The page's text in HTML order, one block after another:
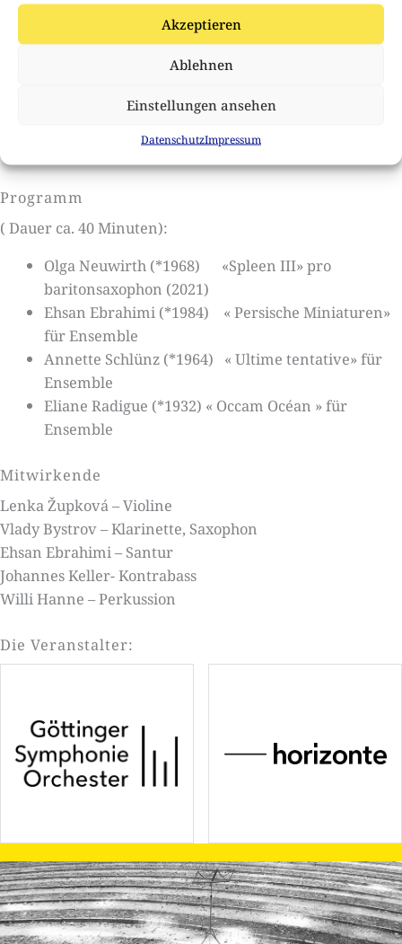
Akzeptieren
Ablehnen
Einstellungen ansehen
DatenschutzImpressum
Grenzbereiche und führt das Publikum an die Ränder
des Hörbaren – intensiv, körperlich, unmittelbar.
Schumann moderierte Diskussion mit den
Raum für einen Austausch mit dem Publikum.
Programm
( Dauer ca. 40 Minuten):
Olga Neuwirth (*1968) «Spleen III» pro
baritonsaxophon (2021)
Ehsan Ebrahimi (*1984) « Persische Miniaturen»
für Ensemble
Annette Schlünz (*1964) « Ultime tentative» für
Ensemble
Eliane Radigue (*1932) « Occam Océan » für
Ensemble
Mitwirkende
Lenka Župková – Violine
Vlady Bystrov – Klarinette, Saxophon
Ehsan Ebrahimi – Santur
Johannes Keller- Kontrabass
Willi Hanne – Perkussion
Die Veranstalter: